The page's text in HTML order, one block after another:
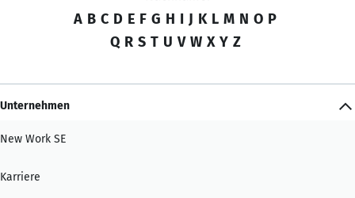
A B C D E F G H I J K L M N O P
Q R S T U V W X Y Z
Unternehmen
New Work SE
Karriere